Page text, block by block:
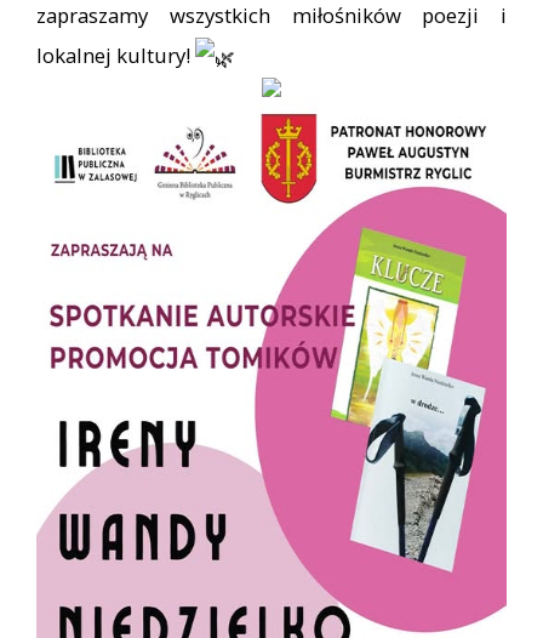
zapraszamy wszystkich miłośników poezji i
lokalnej kultury!